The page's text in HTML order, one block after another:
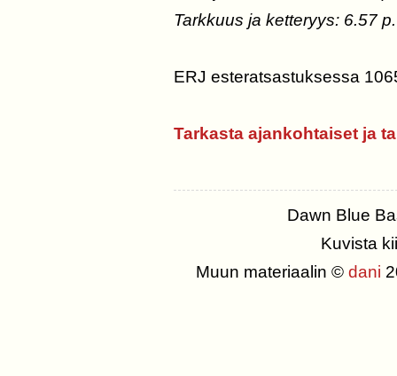
Tarkkuus ja ketteryys: 6.57 p.
ERJ esteratsastuksessa
Tarkasta ajankohtaiset ja
Dawn Blue
Kuvista
Muun materiaalin © dani